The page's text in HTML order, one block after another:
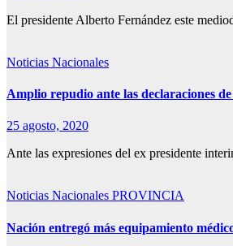
El presidente Alberto Fernández este
Noticias Nacionales
Amplio repudio ante las declaraciones
25 agosto, 2020
Ante las expresiones del ex presidente
Noticias Nacionales PROVINCIA
Nación entregó más equipamiento